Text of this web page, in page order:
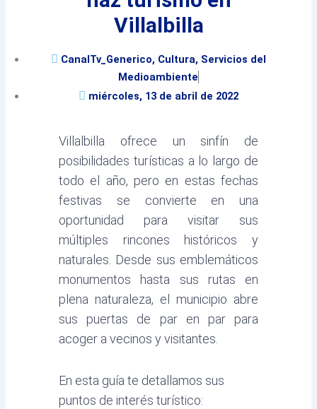
Villalbilla
CanalTv_Generico, Cultura, Servicios del
Medioambiente
miércoles, 13 de abril de 2022
Villalbilla ofrece un sinfín de
posibilidades turísticas a lo largo de
todo el año, pero en estas fechas
festivas se convierte en una
oportunidad para visitar sus
múltiples rincones históricos y
naturales. Desde sus emblemáticos
monumentos hasta sus rutas en
plena naturaleza, el municipio abre
sus puertas de par en par para
acoger a vecinos y visitantes.
En esta guía te detallamos sus
puntos de interés turístico: